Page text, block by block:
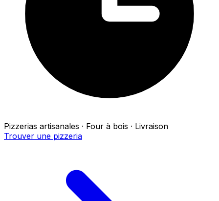
Pizzerias artisanales · Four à bois · Livraison
Trouver une pizzeria